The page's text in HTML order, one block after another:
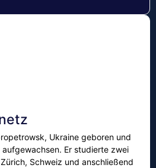
Ukraine geboren und
Er studierte zwei
Schweiz und anschließend